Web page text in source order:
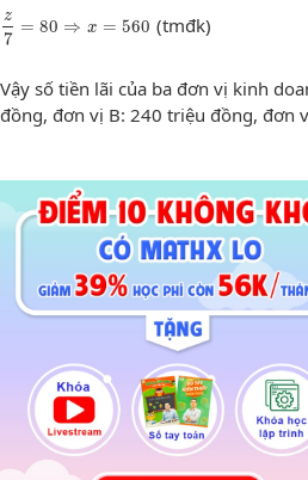
z
7
= 80 ⇒ x = 560
z7 (tmđk)
Vậy số tiền lãi của ba đơn vị kinh
đồng, đơn vị B: 240 triệu đồng, đơn